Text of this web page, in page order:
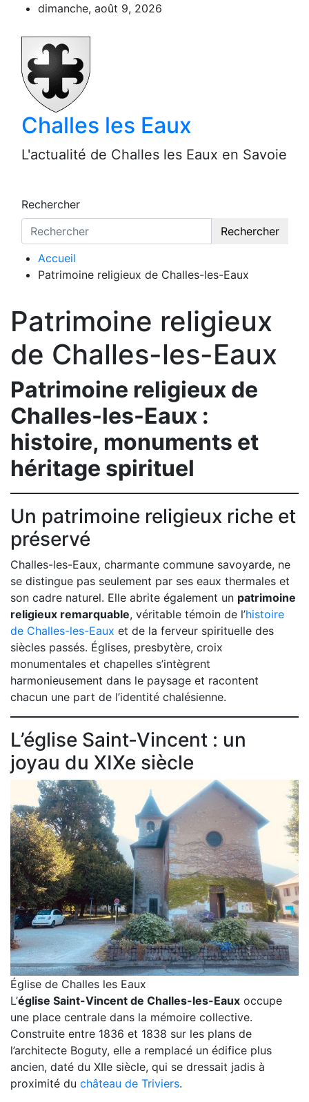
contenu
dimanche, août 9, 2026
Challes les Eaux
L'actualité de Challes les Eaux en Savoie
Rechercher
Rechercher
Accueil
Patrimoine religieux de Challes-les-Eaux
Patrimoine religieux
de Challes-les-Eaux
Patrimoine religieux de
Challes-les-Eaux :
histoire, monuments et
héritage spirituel
Un patrimoine religieux riche et
préservé
Challes-les-Eaux, charmante commune savoyarde, ne
se distingue pas seulement par ses eaux thermales et
son cadre naturel. Elle abrite également un patrimoine
religieux remarquable, véritable témoin de l’histoire
de Challes-les-Eaux et de la ferveur spirituelle des
siècles passés. Églises, presbytère, croix
monumentales et chapelles s’intègrent
harmonieusement dans le paysage et racontent
chacun une part de l’identité chalésienne.
L’église Saint-Vincent : un
joyau du XIXe siècle
Église de Challes les Eaux
L’église Saint-Vincent de Challes-les-Eaux occupe
une place centrale dans la mémoire collective.
Construite entre 1836 et 1838 sur les plans de
l’architecte Boguty, elle a remplacé un édifice plus
ancien, daté du XIIe siècle, qui se dressait jadis à
proximité du château de Triviers.